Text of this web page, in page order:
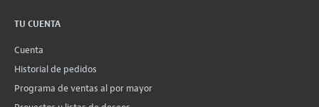
TU CUENTA
Cuenta
Historial de pedidos
Programa de ventas al por mayor